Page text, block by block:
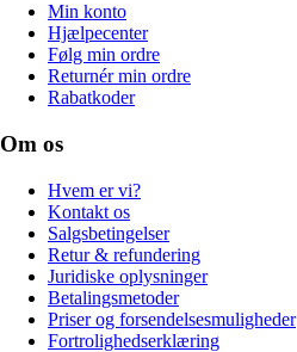
Min konto
Hjælpecenter
Følg min ordre
Returnér min ordre
Rabatkoder
Om os
Hvem er vi?
Kontakt os
Salgsbetingelser
Retur & refundering
Juridiske oplysninger
Betalingsmetoder
Priser og forsendelsesmuligheder
Fortrolighedserklæring